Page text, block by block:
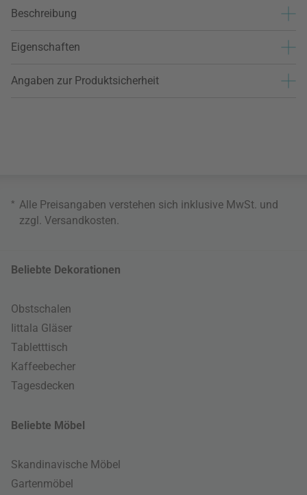
Beschreibung
Eigenschaften
Angaben zur Produktsicherheit
* Alle Preisangaben verstehen sich inklusive MwSt. und
zzgl. Versandkosten
Beliebte Dekorationen
Obstschalen
Iittala Gläser
Tabletttisch
Kaffeebecher
Tagesdecken
Beliebte Möbel
Skandinavische Möbel
Gartenmöbel